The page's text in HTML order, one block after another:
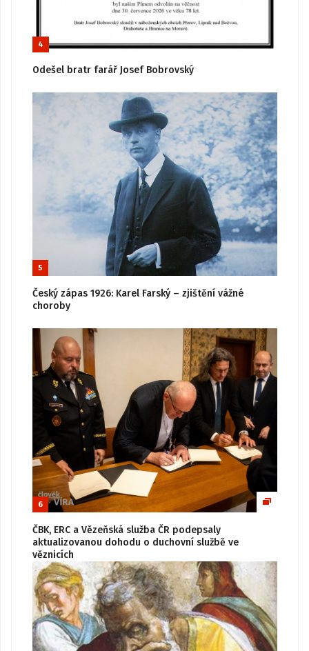
4
Odešel bratr farář Josef Bobrovský
5
Český zápas 1926: Karel Farský – zjištění vážné
choroby
6
ČBK, ERC a Vězeňská služba ČR podepsaly
aktualizovanou dohodu o duchovní službě ve
věznicích